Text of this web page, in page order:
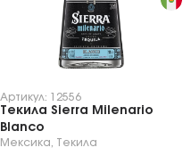
Артикул: 12556
Текила Sierra Milenario
Blanco
Мексика Текила